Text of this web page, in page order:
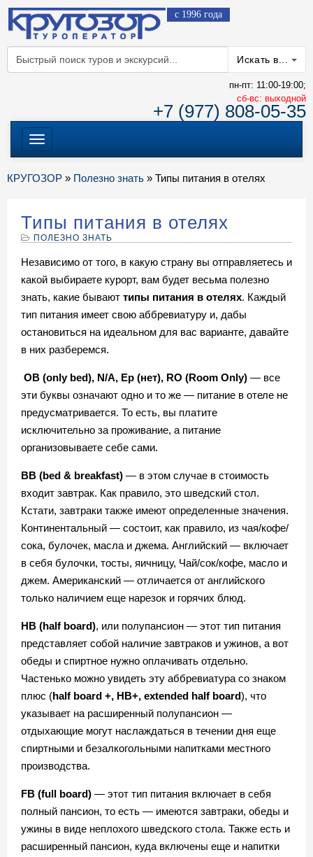
с 1996 года
Искать в...
пн-пт: 11:00-19:00;
cб-вс: выходной
+7 (977) 808-05-35
Меню
КРУГОЗОР » Полезно знать » Типы питания в отелях
Типы питания в отелях
ПОЛЕЗНО ЗНАТЬ
Независимо от того, в какую страну вы отправляетесь и
какой выбираете курорт, вам будет весьма полезно
знать, какие бывают типы питания в отелях. Каждый
тип питания имеет свою аббревиатуру и, дабы
остановиться на идеальном для вас варианте, давайте
в них разберемся.
OB (only bed), N/A, Ep (нет), RO (Room Only) — все
эти буквы означают одно и то же — питание в отеле не
предусматривается. То есть, вы платите
исключительно за проживание, а питание
организовываете себе сами.
BB (bed & breakfast) — в этом случае в стоимость
входит завтрак. Как правило, это шведский стол.
Кстати, завтраки также имеют определенные значения.
Континентальный — состоит, как правило, из чая/кофе/
сока, булочек, масла и джема. Английский — включает
в себя булочки, тосты, яичницу, Чай/сок/кофе, масло и
джем. Американский — отличается от английского
только наличием еще нарезок и горячих блюд.
HB (half board), или полупансион — этот тип питания
представляет собой наличие завтраков и ужинов, а вот
обеды и спиртное нужно оплачивать отдельно.
Частенько можно увидеть эту аббревиатура со знаком
плюс (half board +, HB+, extended half board), что
указывает на расширенный полупансион —
отдыхающие могут наслаждаться в течении дня еще
спиртными и безалкогольными напитками местного
производства.
FB (full board) — этот тип питания включает в себя
полный пансион, то есть — имеются завтраки, обеды и
ужины в виде неплохого шведского стола. Также есть и
расширенный пансион, куда включены еще и напитки